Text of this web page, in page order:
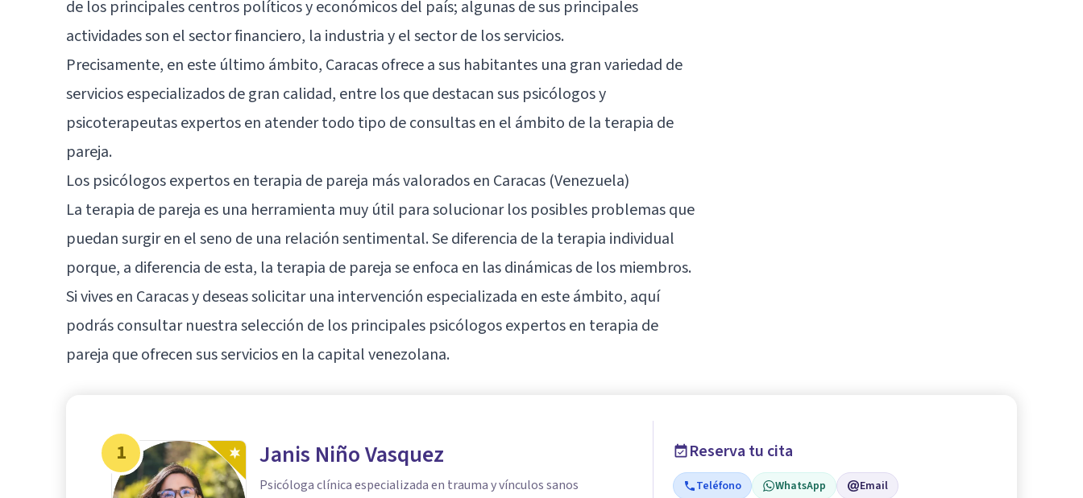
de los principales centros políticos y económicos del país; algunas de sus principales
actividades son el sector financiero, la industria y el sector de los servicios.
Precisamente, en este último ámbito, Caracas ofrece a sus habitantes una gran variedad de
servicios especializados de gran calidad, entre los que destacan sus psicólogos y
psicoterapeutas expertos en atender todo tipo de consultas en el ámbito de la terapia de
pareja.
Los psicólogos expertos en terapia de pareja más valorados en Caracas (Venezuela)
La terapia de pareja es una herramienta muy útil para solucionar los posibles problemas que
puedan surgir en el seno de una relación sentimental. Se diferencia de la terapia individual
porque, a diferencia de esta, la terapia de pareja se enfoca en las dinámicas de los miembros.
Si vives en Caracas y deseas solicitar una intervención especializada en este ámbito, aquí
podrás consultar nuestra selección de los principales psicólogos expertos en terapia de
pareja que ofrecen sus servicios en la capital venezolana.
1 Janis Niño Vasquez
Psicóloga clínica especializada en trauma y vínculos sanos
Reserva tu cita
Teléfono WhatsApp Email